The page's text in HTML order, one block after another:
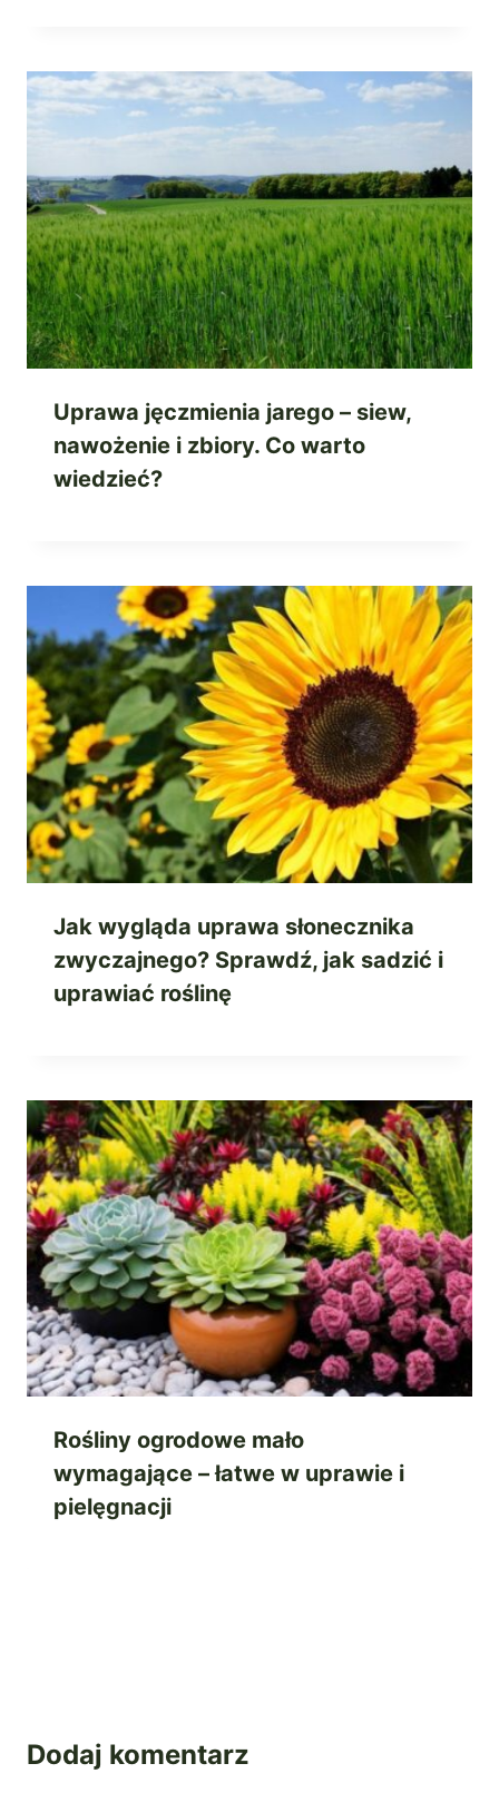
Uprawa jęczmienia jarego – siew,
nawożenie i zbiory. Co warto
wiedzieć?
Jak wygląda uprawa słonecznika
zwyczajnego? Sprawdź, jak sadzić i
uprawiać roślinę
Rośliny ogrodowe mało
wymagające – łatwe w uprawie i
pielęgnacji
Dodaj komentarz